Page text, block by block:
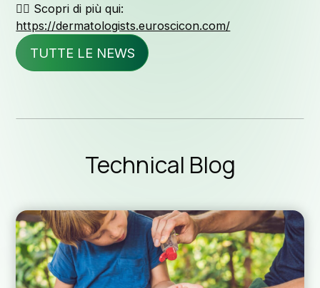
News
Blog
👉🏻 Scopri di più qui:
https://dermatologists.euroscicon.com/
TUTTE LE NEWS
Technical Blog